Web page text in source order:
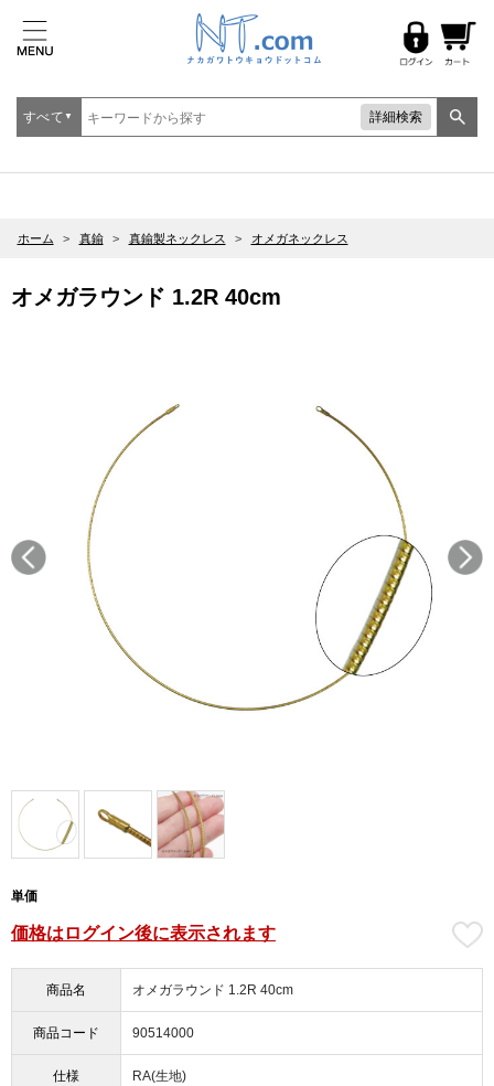
すべて ▼ 詳細検索
ホーム > 真鍮 > 真鍮製ネックレス > オメガネックレス
オメガラウンド 1.2R 40cm
単価
価格はログイン後に表示されます
商品名 オメガラウンド 1.2R 40cm
商品コード 90514000
仕様 RA(生地)